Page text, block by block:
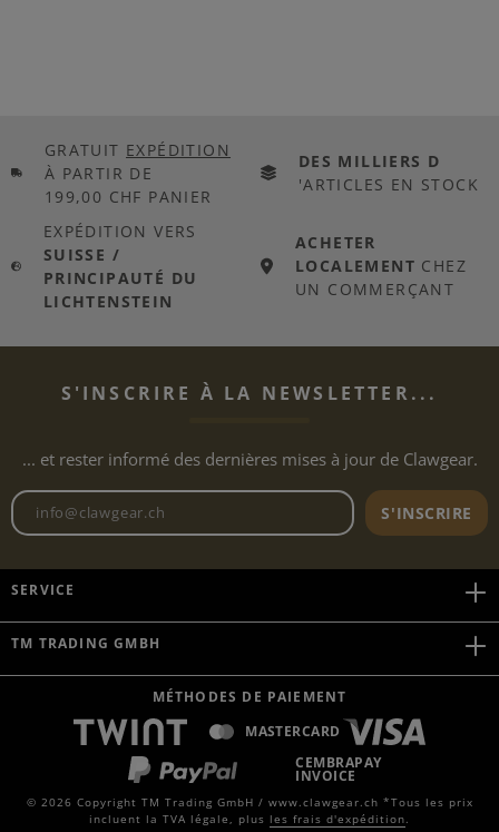
GRATUIT EXPÉDITION
À PARTIR DE
199,00 CHF PANIER
DES MILLIERS D
'ARTICLES EN STOCK
EXPÉDITION VERS
SUISSE /
PRINCIPAUTÉ DU
LICHTENSTEIN
ACHETER
LOCALEMENT CHEZ
UN COMMERÇANT
S'INSCRIRE À LA NEWSLETTER...
... et rester informé des dernières mises à jour de Clawgear.
Adresse e-mail de laS'INSCRIRE
SERVICE
TM TRADING GMBH
MÉTHODES DE PAIEMENT
MASTERCARD
CEMBRAPAY
INVOICE
© 2026 Copyright TM Trading GmbH / www.clawgear.ch *Tous les prix
incluent la TVA légale, plus les frais d'expédition.